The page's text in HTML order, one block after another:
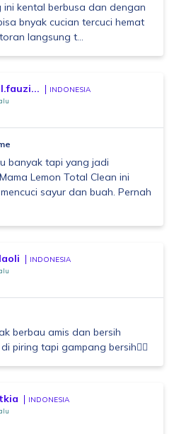
ini kental berbusa dan dengan
bnyak cucian tercuci hemat
langsung t...
INDONESIA
banyak tapi yang jadi
Lemon Total Clean ini
sayur dan buah. Pernah
INDONESIA
berbau amis dan bersih
piring tapi gampang bersih👌🏻
INDONESIA